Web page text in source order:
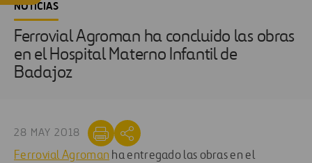
NOTICIAS
Ferrovial Agroman ha concluido las obras
en el Hospital Materno Infantil de
Badajoz
28 MAY 2018
Ferrovial Agroman ha entregado las obras en el